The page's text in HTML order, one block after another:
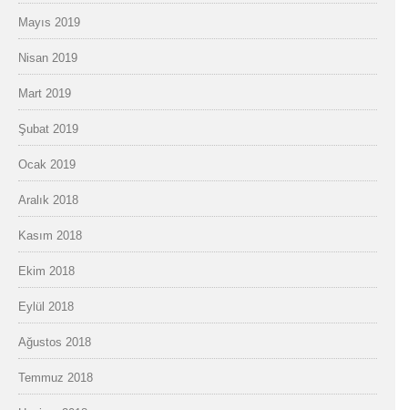
Mayıs 2019
Nisan 2019
Mart 2019
Şubat 2019
Ocak 2019
Aralık 2018
Kasım 2018
Ekim 2018
Eylül 2018
Ağustos 2018
Temmuz 2018